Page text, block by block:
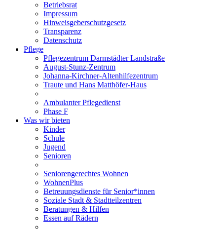
Betriebsrat
Impressum
Hinweisgeberschutzgesetz
Transparenz
Datenschutz
Pflege
Pflegezentrum Darmstädter Landstraße
August-Stunz-Zentrum
Johanna-Kirchner-Altenhilfezentrum
Traute und Hans Matthöfer-Haus
Ambulanter Pflegedienst
Phase F
Was wir bieten
Kinder
Schule
Jugend
Senioren
Seniorengerechtes Wohnen
WohnenPlus
Betreuungsdienste für Senior*innen
Soziale Stadt & Stadtteilzentren
Beratungen & Hilfen
Essen auf Rädern